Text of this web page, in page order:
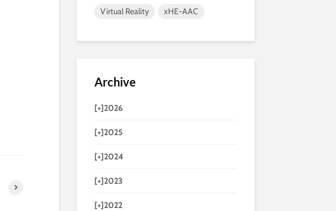
Virtual Reality
xHE-AAC
Archive
[+]2026
[+]2025
[+]2024
[+]2023
[+]2022